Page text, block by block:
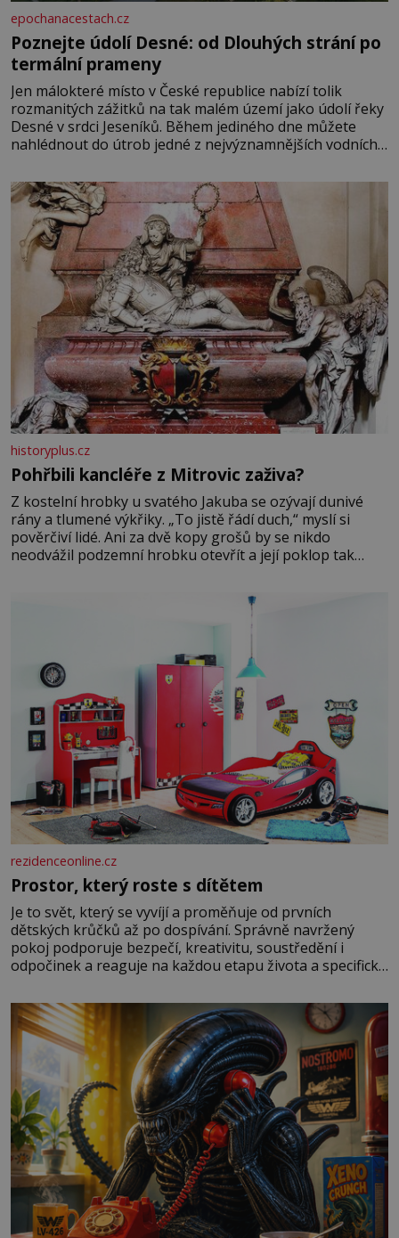
epochanacestach.cz
Poznejte údolí Desné: od Dlouhých strání po
termální prameny
Jen málokteré místo v České republice nabízí tolik
rozmanitých zážitků na tak malém území jako údolí řeky
Desné v srdci Jeseníků. Během jediného dne můžete
nahlédnout do útrob jedné z nejvýznamnějších vodních
se na koloběžce a den zakončit poznáváním památek ve
Velkých Losinách nebo v termálním
historyplus.cz
Pohřbili kancléře z Mitrovic zaživa?
Z kostelní hrobky u svatého Jakuba se ozývají dunivé
rány a tlumené výkřiky. „To jistě řádí duch,“ myslí si
pověrčiví lidé. Ani za dvě kopy grošů by se nikdo
neodvážil podzemní hrobku otevřít a její poklop tak
rezidenceonline.cz
Prostor, který roste s dítětem
Je to svět, který se vyvíjí a proměňuje od prvních
dětských krůčků až po dospívání. Správně navržený
pokoj podporuje bezpečí, kreativitu, soustředění i
odpočinek a reaguje na každou etapu života a specifické
měkkost a bezpečí, proto by pokoj miminka měl působit
především klidně a útulně. Předškolní věk je